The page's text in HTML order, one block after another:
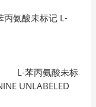
氨酸未标记 L-
L-苯丙氨酸未标
UNLABELED